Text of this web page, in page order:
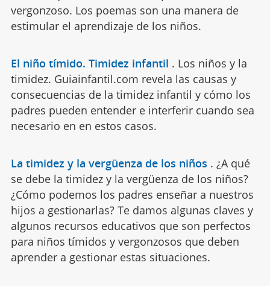
vergonzoso. Los poemas son una manera de
estimular el aprendizaje de los niños.
El niño tímido. Timidez infantil . Los niños y la
timidez. Guiainfantil.com revela las causas y
consecuencias de la timidez infantil y cómo los
padres pueden entender e interferir cuando sea
necesario en en estos casos.
La timidez y la vergüenza de los niños . ¿A qué
se debe la timidez y la vergüenza de los niños?
¿Cómo podemos los padres enseñar a nuestros
hijos a gestionarlas? Te damos algunas claves y
algunos recursos educativos que son perfectos
para niños tímidos y vergonzosos que deben
aprender a gestionar estas situaciones.